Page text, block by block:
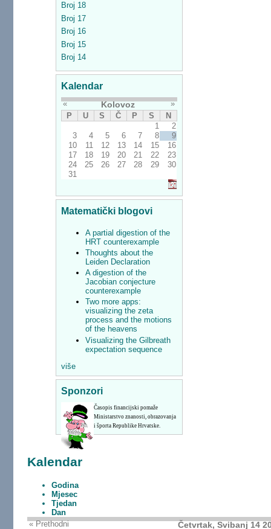
Broj 18
Broj 17
Broj 16
Broj 15
Broj 14
Kalendar
« Kolovoz
»
P
U S Č P S
N
1
2
3
4 5 6 7 8
9
10
11 12 13 14 15
16
17
18 19 20 21 22
23
24
25 26 27 28 29
30
31
Matematički blogovi
A partial digestion of the
HRT counterexample
Thoughts about the
Leiden Declaration
A digestion of the
Jacobian conjecture
counterexample
Two more apps:
visualizing the zeta
process and the motions
of the heavens
Visualizing the Gilbreath
expectation sequence
više
Sponzori
Časopis financijski pomaže
Ministarstvo znanosti, obrazovanja
i športa Republike Hrvatske.
Kalendar
Godina
Mjesec
Tjedan
Dan
« Prethodni
Četvrtak, Svibanj 14